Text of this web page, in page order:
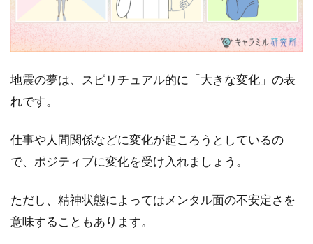
化の
前兆
自分
へ向
けた
1.3
不安
2
地震の夢は、スピリチュアル的に「大きな変化」の表
れです。
仕事や人間関係などに変化が起ころうとしているの
で、ポジティブに変化を受け入れましょう。
ただし、精神状態によってはメンタル面の不安定さを
意味することもあります。